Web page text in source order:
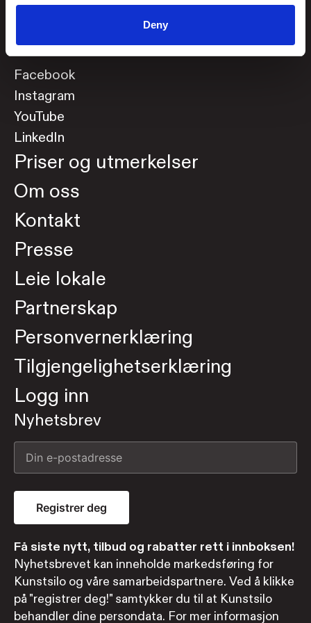
Deny
Avvikende åpningstider og helligdager
Hold deg oppdatert
Facebook
Instagram
YouTube
LinkedIn
Priser og utmerkelser
Om oss
Kontakt
Presse
Leie lokale
Partnerskap
Personvernerklæring
Tilgjengelighetserklæring
Logg inn
Nyhetsbrev
Registrer deg
Få siste nytt, tilbud og rabatter rett i innboksen!
Nyhetsbrevet kan inneholde markedsføring for
Kunstsilo og våre samarbeidspartnere. Ved å klikke
på "registrer deg!" samtykker du til at Kunstsilo
behandler dine persondata. For mer informasjon